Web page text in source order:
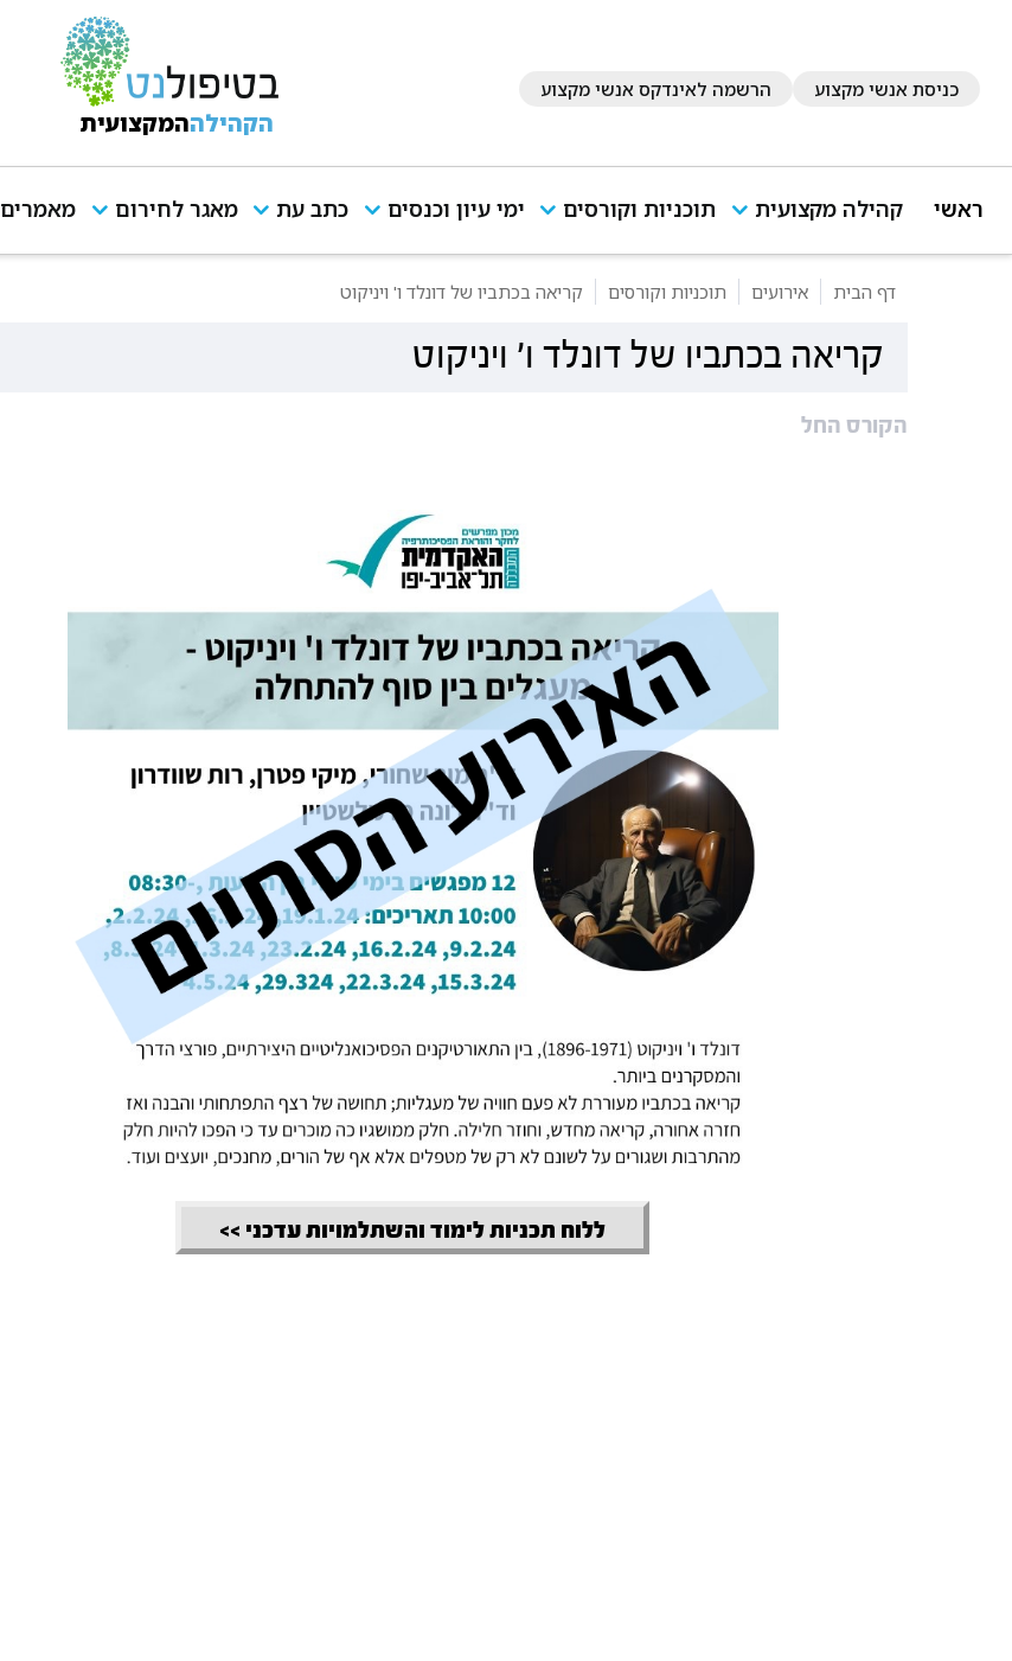
כניסת אנשי מקצוע הרשמה לאינדקס אנשי מקצוע
הקהילההמקצועית
ראשי קהילה מקצועית תוכניות וקורסים ימי עיון וכנסים כתב עת מאגר לחירום מאמרים
דף הבית אירועים תוכניות וקורסים קריאה בכתביו של דונלד ו' ויניקוט
קריאה בכתביו של דונלד ו' ויניקוט
הקורס החל
ללוח תכניות לימוד והשתלמויות עדכני >>